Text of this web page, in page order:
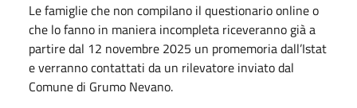
Le famiglie che non compilano il questionario online o
che lo fanno in maniera incompleta riceveranno già a
partire dal 12 novembre 2025 un promemoria dall’Istat
e verranno contattati da un rilevatore inviato dal
Comune di Grumo Nevano.